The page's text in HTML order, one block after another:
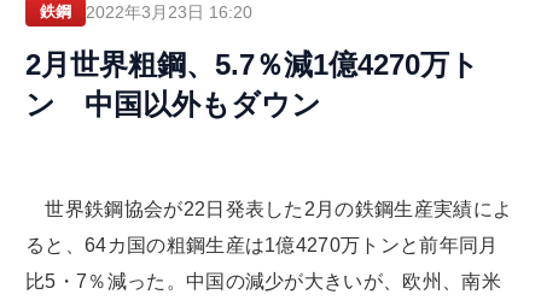
鉄鋼 2022年3月23日 16:20
2月世界粗鋼、5.7％減1億4270万ト
ン 中国以外もダウン
世界鉄鋼協会が22日発表した2月の鉄鋼生産実績によ
ると、64カ国の粗鋼生産は1億4270万トンと前年同月
比5・7％減った。中国の減少が大きいが、欧州、南米